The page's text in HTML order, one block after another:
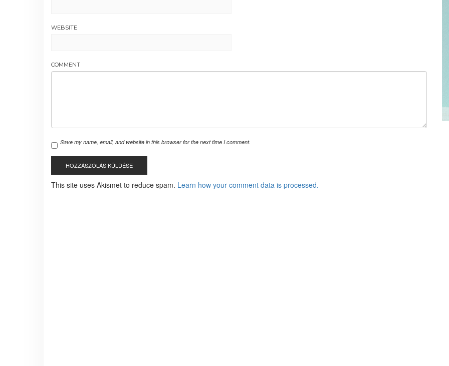
WEBSITE
COMMENT
Save my name, email, and website in this browser for the next time I comment.
This site uses Akismet to reduce spam. Learn how your comment data is processed.